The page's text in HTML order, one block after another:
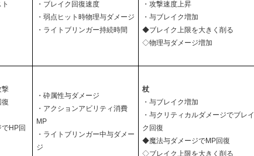
・ブレイク回復速度
・弱点ヒット時物理与ダメージ
・ライトブリンガー持続時間
・攻撃速度上昇
・与ブレイク増加
◆ブレイク上限を大きく削る
◇物理与ダメージ増加
撃
復
HP回
・砕属性与ダメージ
・アクションアビリティ消費
MP
・ライトブリンガー中与ダメー
ジ
杖
・与ブレイク増加
・与クリティカルダメージでブレイ
ク回復
◆魔法与ダメージでMP回復
◇ブレイク上限を大きく削る